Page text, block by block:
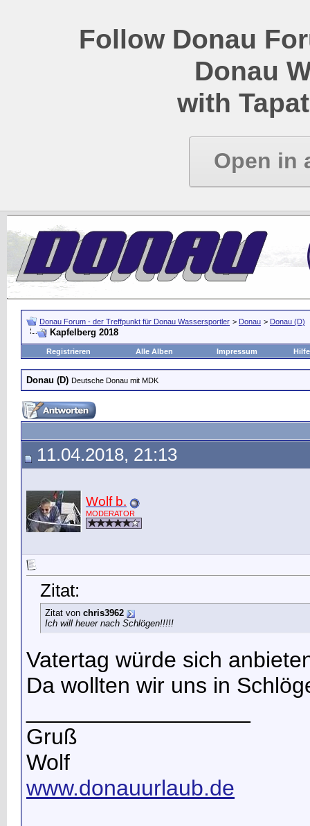
Follow Donau
Donau
with
Open in
Donau Forum - der Treffpunkt für Donau Wassersportler > Donau > Donau (D)
Kapfelberg 2018
Registrieren Alle Alben Impressum Hilfe
Donau (D) Deutsche Donau mit MDK
11.04.2018, 21:13
Wolf b.
MODERATOR
Zitat:
Zitat von chris3962
Ich will heuer nach Schlögen!!!!!
Vatertag würde sich
Da wollten wir uns in
Gruß
Wolf
www.donauurlaub.de